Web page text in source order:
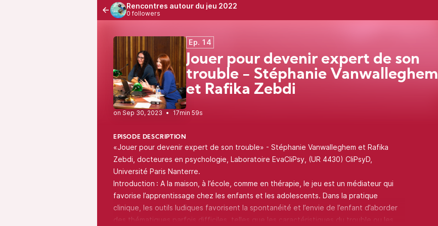
Rencontres autour du jeu 2022
0 followers
Ep. 14
Jouer pour devenir expert de son
trouble - Stéphanie Vanwalleghem
et Rafika Zebdi
• 17min 59s
EPISODE DESCRIPTION
«Jouer pour devenir expert de son trouble» - Stéphanie Vanwalleghem et Rafika
Zebdi, docteures en psychologie, Laboratoire EvaCliPsy, (UR 4430) CliPsyD,
Université Paris Nanterre.
Introduction : A la maison, à l’école, comme en thérapie, le jeu est un médiateur qui
favorise l’apprentissage chez les enfants et les adolescents. Dans la pratique
clinique, les outils ludiques favorisent la spontanéité et l’envie de l’enfant d’aborder
des thématiques parfois difficiles, telles que les caractéristiques du trouble ou les